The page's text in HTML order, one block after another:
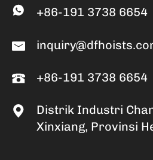
+86-191 3738 6654
+86-191 3738 6654
Distrik Industri
Xinxiang, Provinsi